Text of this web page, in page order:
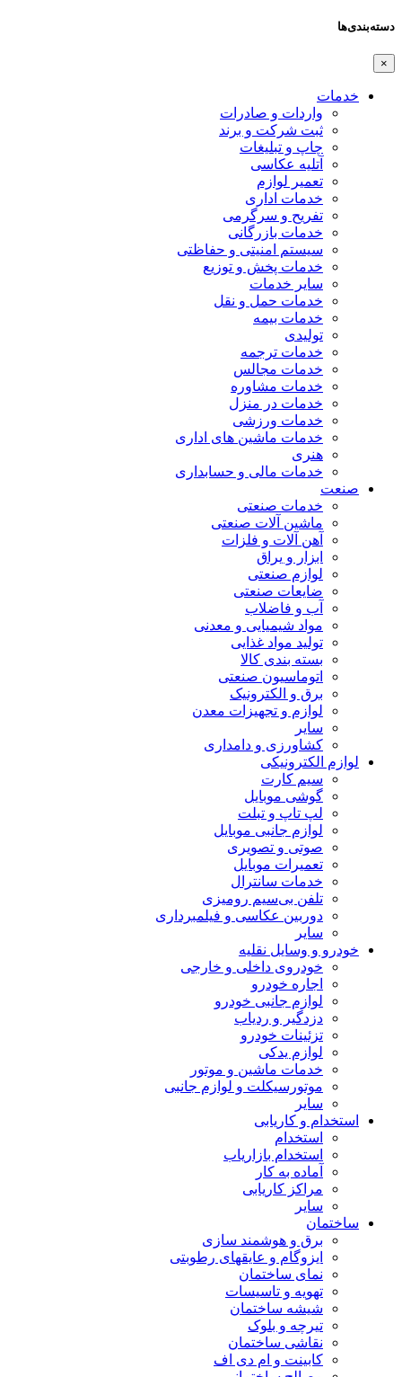
دسته‌بندی‌ها
×
خدمات
واردات و صادرات
ثبت شرکت و برند
چاپ و تبلیغات
آتلیه عکاسی
تعمیر لوازم
خدمات اداری
تفریح و سرگرمی
خدمات بازرگانی
سیستم امنیتی و حفاظتی
خدمات پخش و توزیع
سایر خدمات
خدمات حمل و نقل
خدمات بیمه
تولیدی
خدمات ترجمه
خدمات مجالس
خدمات مشاوره
خدمات در منزل
خدمات ورزشی
خدمات ماشین های اداری
هنری
خدمات مالی و حسابداری
صنعت
خدمات صنعتی
ماشین آلات صنعتی
آهن آلات و فلزات
ابزار و یراق
لوازم صنعتی
ضایعات صنعتی
آب و فاضلاب
مواد شیمیایی و معدنی
تولید مواد غذایی
بسته بندی کالا
اتوماسیون صنعتی
برق و الکترونیک
لوازم و تجهیزات معدن
سایر
کشاورزی و دامداری
لوازم الکترونیکی
سیم کارت
گوشی موبایل
لپ تاپ و تبلت
لوازم جانبی موبایل
صوتی و تصویری
تعمیرات موبایل
خدمات سانترال
تلفن بی‌سیم رومیزی
دوربین عکاسی و فیلمبرداری
سایر
خودرو و وسایل نقلیه
خودروی داخلی و خارجی
اجاره خودرو
لوازم جانبی خودرو
دزدگیر و ردیاب
تزئینات خودرو
لوازم یدکی
خدمات ماشین و موتور
موتورسیکلت و لوازم جانبی
سایر
استخدام و کاریابی
استخدام
استخدام بازاریاب
آماده به کار
مراکز کاریابی
سایر
ساختمان
برق و هوشمند سازی
ایزوگام و عایقهای رطوبتی
نمای ساختمان
تهویه و تاسیسات
شیشه ساختمان
تیرچه و بلوک
نقاشی ساختمان
کابینت و ام دی اف